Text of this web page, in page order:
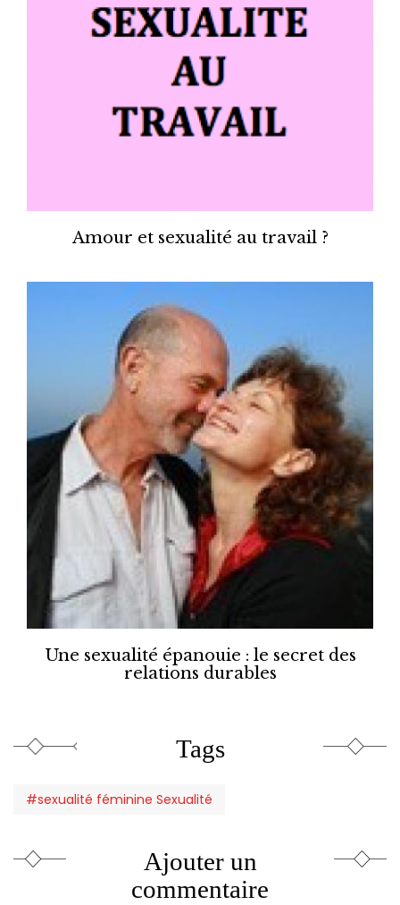
Amour et sexualité au travail ?
Une sexualité épanouie : le secret des
relations durables
Tags
#sexualité féminine Sexualité
Ajouter un
commentaire